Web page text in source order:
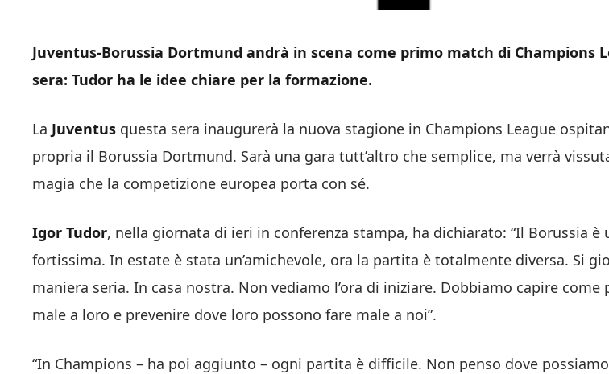
Juventus-Borussia Dortmund andrà in scena come primo match di Champions
sera: Tudor ha le idee chiare per la formazione.
La Juventus questa sera inaugurerà la nuova stagione in Champions League
propria il Borussia Dortmund. Sarà una gara tutt’altro che semplice, ma verrà
magia che la competizione europea porta con sé.
Igor Tudor, nella giornata di ieri in conferenza stampa, ha dichiarato: “Il Borussia è
fortissima. In estate è stata un’amichevole, ora la partita è totalmente diversa. Si
maniera seria. In casa nostra. Non vediamo l’ora di iniziare. Dobbiamo capire come
male a loro e prevenire dove loro possono fare male a noi”.
“In Champions – ha poi aggiunto – ogni partita è difficile. Non penso dove